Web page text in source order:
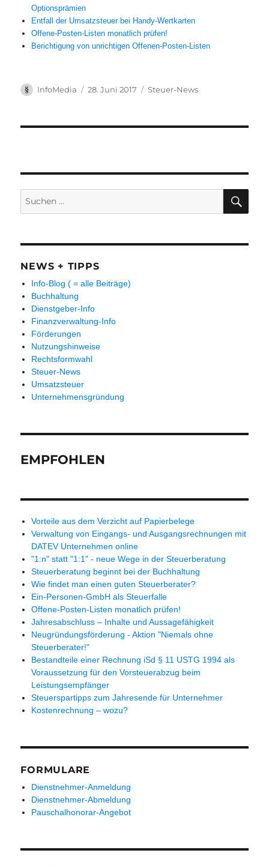
Optionsprämien
Entfall der Umsatzsteuer bei Handy-Wertkarten
Offene-Posten-Listen monatlich prüfen!
Berichtigung von unrichtigen Offenen-Posten-Listen
Autor
InfoMedia
Veröffentlicht
28. Juni 2017 Kategorien
Steuer-News
nach:
NEWS + TIPPS
Info-Blog ( = alle Beiträge)
Buchhaltung
Dienstgeber-Info
Finanzverwaltung-Info
Förderungen
Nutzungshinweise
Rechtsformwahl
Steuer-News
Umsatzsteuer
Unternehmensgründung
EMPFOHLEN
Vorteile aus dem Verzicht auf Papierbelege
Verwaltung von Eingangs- und Ausgangsrechnungen mit
DATEV Unternehmen online
"1:n" statt "1:1" - neue Wege in der Steuerberatung
Steuerberatung beginnt bei der Buchhaltung
Wie findet man einen guten Steuerberater?
Ein-Personen-GmbH als Steuerfalle
Offene-Posten-Listen monatlich prüfen!
Jahresabschluss – Inhalte und Aussagefähigkeit
Neugründungsförderung - Aktion "Niemals ohne
Steuerberater!"
Bestandteile einer Rechnung iSd § 11 USTG 1994 als
Voraussetzung für den Vorsteuerabzug beim
Leistungsempfänger
Steuerspartipps zum Jahresende für Unternehmer
Kostenrechnung – wozu?
FORMULARE
Dienstnehmer-Anmeldung
Dienstnehmer-Abmeldung
Pauschalhonorar-Angebot